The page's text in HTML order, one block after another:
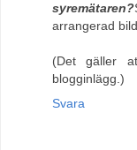
syremätaren?
arrangerad
(Det gäller
blogginlägg.)
Svara